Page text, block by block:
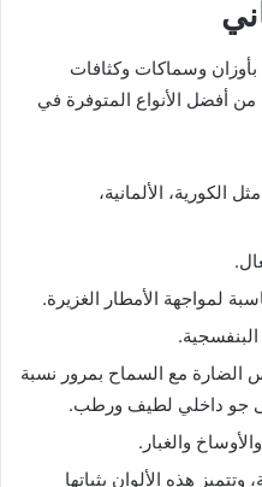
بأوزان وسماكات وكثافات
أفضل الأنواع المتوفرة في
الألمانية،
لمواجهة الأمطار الغزيرة.
مع السماح بمرور نسبة
جو داخلي لطيف ورطب.
والغبار.
هذه الألوان بثباتها